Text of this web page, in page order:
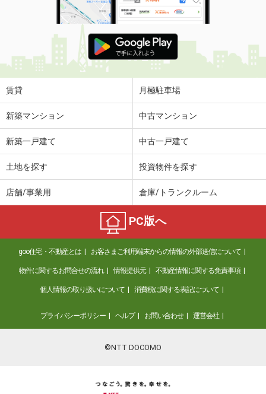
賃貸 月極駐車場
新築マンション 中古マンション
新築一戸建て 中古一戸建て
土地を探す 投資物件を探す
店舗/事業用 倉庫/トランクルーム
PC版へ
goo住宅・不動産とは お客さまご利用端末からの情報の外部送信について
物件に関するお問合せの流れ 情報提供元 不動産情報に関する免責事項
個人情報の取り扱いについて 消費税に関する表記について
プライバシーポリシー ヘルプ お問い合わせ 運営会社
©NTT DOCOMO